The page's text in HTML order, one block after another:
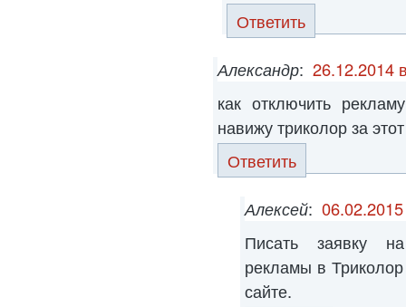
Ответить
Александр: 26.12.2014
как отключить
навижу триколор за
Ответить
Алексей:
Писать заявку
рекламы в
сайте.